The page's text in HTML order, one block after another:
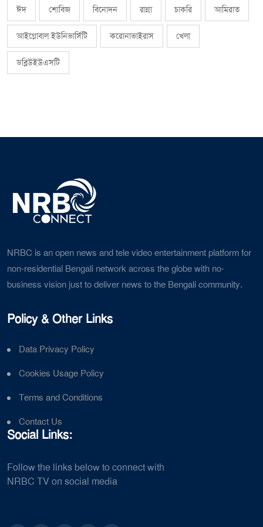
ঈদ শোবিজ বিনোদন রান্না চাকরি আমিরাত
আইগ্লোবাল ইউনিভার্সিটি করোনাভাইরাস খেলা
ডব্লিউইউএসটি
NRBC is an open news and tele video entertainment platform for
non-residential Bengali network across the globe with no-
business vision just to deliver news to the Bengali community.
Policy & Other Links
Data Privacy Policy
Cookies Usage Policy
Terms and Conditions
Contact Us
Social Links:
Follow the links below to connect with
NRBC TV on social media